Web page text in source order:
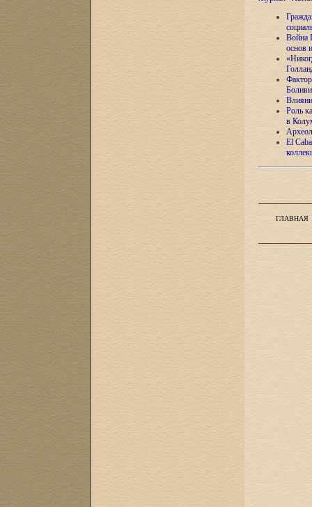
Война
основ
Роль
в
El
ГЛАВНАЯ